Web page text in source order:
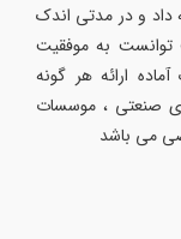
داد و در مدتی اندک
توانست به موفقیت
ارائه هر گونه
صنعتی ، موسسات
می باشد